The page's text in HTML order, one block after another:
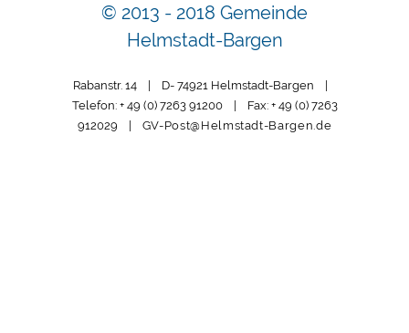
© 2013 - 2018 Gemeinde
Helmstadt-Bargen
Rabanstr. 14 | D- 74921 Helmstadt-Bargen |
Telefon: + 49 (0) 7263 91200 | Fax: + 49 (0) 7263
912029 | GV-Post@Helmstadt-Bargen.de